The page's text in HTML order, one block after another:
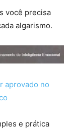
você precisa
algarismo.
aprovado no
e prática